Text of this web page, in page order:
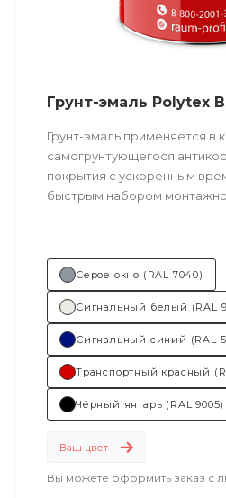
Грунт-эмаль Polytex
Грунт-эмаль применяется в
самогрунтующегося
покрытия с ускоренным
быстрым набором
Техническое описаниепо
Состав (тип связующего):
(полиуретановая).
Основные отрасли
машиностроение.
Серое окно (RAL 7040)
Сигнальный белый (RAL
Сигнальный синий (RAL
Транспортный красный
Чёрный янтарь (RAL 9005)
Ваш цвет
Вы можете оформить заказ с